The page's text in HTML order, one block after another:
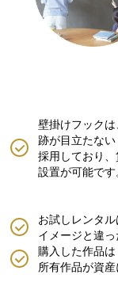
壁掛けフック
跡が目立たない
採用しており
設置が可能です
購入した作品は
所有作品が資産
お試しレンタル
イメージと違っ